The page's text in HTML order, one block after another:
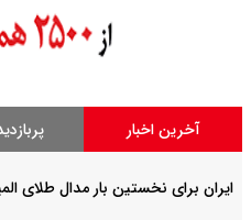
آخرین اخبار
ایران برای نخستین بار مدال طلای